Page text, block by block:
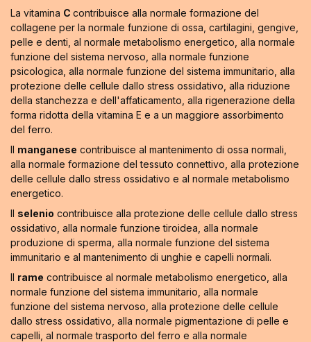
La vitamina C contribuisce alla normale formazione del
collagene per la normale funzione di ossa, cartilagini, gengive,
pelle e denti, al normale metabolismo energetico, alla normale
funzione del sistema nervoso, alla normale funzione
psicologica, alla normale funzione del sistema immunitario, alla
protezione delle cellule dallo stress ossidativo, alla riduzione
della stanchezza e dell'affaticamento, alla rigenerazione della
forma ridotta della vitamina E e a un maggiore assorbimento
del ferro.
Il manganese contribuisce al mantenimento di ossa normali,
alla normale formazione del tessuto connettivo, alla protezione
delle cellule dallo stress ossidativo e al normale metabolismo
energetico.
Il selenio contribuisce alla protezione delle cellule dallo stress
ossidativo, alla normale funzione tiroidea, alla normale
produzione di sperma, alla normale funzione del sistema
immunitario e al mantenimento di unghie e capelli normali.
Il rame contribuisce al normale metabolismo energetico, alla
normale funzione del sistema immunitario, alla normale
funzione del sistema nervoso, alla protezione delle cellule
dallo stress ossidativo, alla normale pigmentazione di pelle e
capelli, al normale trasporto del ferro e alla normale